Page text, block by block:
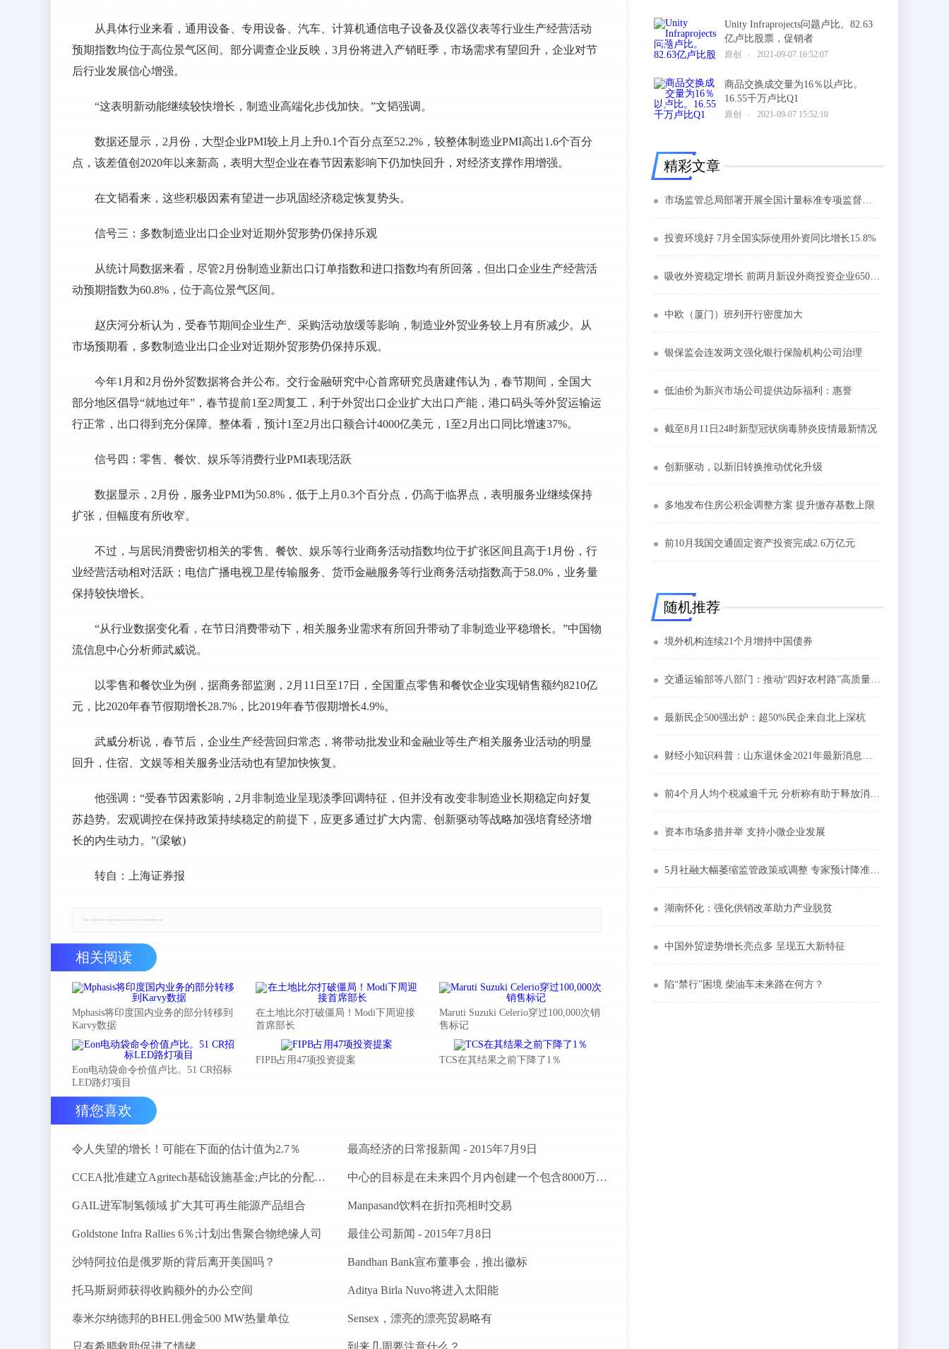
从具体行业来看，通用设备、专用设备、汽车、计算机通信电子设备及仪器仪表等行业生产经营活动
预期指数均位于高位景气区间。部分调查企业反映，3月份将进入产销旺季，市场需求有望回升，企业对节
后行业发展信心增强。
“这表明新动能继续较快增长，制造业高端化步伐加快。”文韬强调。
数据还显示，2月份，大型企业PMI较上月上升0.1个百分点至52.2%，较整体制造业PMI高出1.6个百分
点，该差值创2020年以来新高，表明大型企业在春节因素影响下仍加快回升，对经济支撑作用增强。
在文韬看来，这些积极因素有望进一步巩固经济稳定恢复势头。
信号三：多数制造业出口企业对近期外贸形势仍保持乐观
从统计局数据来看，尽管2月份制造业新出口订单指数和进口指数均有所回落，但出口企业生产经营活
动预期指数为60.8%，位于高位景气区间。
赵庆河分析认为，受春节期间企业生产、采购活动放缓等影响，制造业外贸业务较上月有所减少。从
市场预期看，多数制造业出口企业对近期外贸形势仍保持乐观。
今年1月和2月份外贸数据将合并公布。交行金融研究中心首席研究员唐建伟认为，春节期间，全国大
部分地区倡导“就地过年”，春节提前1至2周复工，利于外贸出口企业扩大出口产能，港口码头等外贸运输运
行正常，出口得到充分保障。整体看，预计1至2月出口额合计4000亿美元，1至2月出口同比增速37%。
信号四：零售、餐饮、娱乐等消费行业PMI表现活跃
数据显示，2月份，服务业PMI为50.8%，低于上月0.3个百分点，仍高于临界点，表明服务业继续保持
扩张，但幅度有所收窄。
不过，与居民消费密切相关的零售、餐饮、娱乐等行业商务活动指数均位于扩张区间且高于1月份，行
业经营活动相对活跃；电信广播电视卫星传输服务、货币金融服务等行业商务活动指数高于58.0%，业务量
保持较快增长。
“从行业数据变化看，在节日消费带动下，相关服务业需求有所回升带动了非制造业平稳增长。”中国物
流信息中心分析师武威说。
以零售和餐饮业为例，据商务部监测，2月11日至17日，全国重点零售和餐饮企业实现销售额约8210亿
元，比2020年春节假期增长28.7%，比2019年春节假期增长4.9%。
武威分析说，春节后，企业生产经营回归常态，将带动批发业和金融业等生产相关服务业活动的明显
回升，住宿、文娱等相关服务业活动也有望加快恢复。
他强调：“受春节因素影响，2月非制造业呈现淡季回调特征，但并没有改变非制造业长期稳定向好复
苏趋势。宏观调控在保持政策持续稳定的前提下，应更多通过扩大内需、创新驱动等战略加强培育经济增
长的内生动力。”(梁敏)
转自：上海证券报
相关阅读
Mphasis将印度国内业务的部分转移到
Karvy数据
在土地比尔打破僵局！Modi下周迎接
首席部长
Maruti Suzuki Celerio穿过100,000次销
售标记
Eon电动袋命令价值卢比。51 CR招标
LED路灯项目
FIPB占用47项投资提案 TCS在其结果之前下降了1％
猜您喜欢
令人失望的增长！可能在下面的估计值为2.7％ 最高经济的日常报新闻 - 2015年7月9日
CCEA批准建立Agritech基础设施基金;卢比的分配预算。200亿卢比 中心的目标是在未来四个月内创建一个包含8000万农民的数据库
GAIL进军制氢领域 扩大其可再生能源产品组合 Manpasand饮料在折扣亮相时交易
Goldstone Infra Rallies 6％;计划出售聚合物绝缘人司 最佳公司新闻 - 2015年7月8日
沙特阿拉伯是俄罗斯的背后离开美国吗？ Bandhan Bank宣布董事会，推出徽标
托马斯厨师获得收购额外的办公空间 Aditya Birla Nuvo将进入太阳能
泰米尔纳德邦的BHEL佣金500 MW热量单位 Sensex，漂亮的漂亮贸易略有
只有希腊救助促进了情绪 到来几周要注意什么？
Unity Infraprojects问题卢比。82.63
亿卢比股票，促销者
原创 2021-09-07 16:52:07
5
商品交换成交量为16％以卢比。
16.55千万卢比Q1
原创 2021-09-07 15:52:10
6
精彩文章
市场监管总局部署开展全国计量标准专项监督检查
投资环境好 7月全国实际使用外资同比增长15.8%
吸收外资稳定增长 前两月新设外商投资企业6509家
中欧（厦门）班列开行密度加大
银保监会连发两文强化银行保险机构公司治理
低油价为新兴市场公司提供边际福利：惠誉
截至8月11日24时新型冠状病毒肺炎疫情最新情况
创新驱动，以新旧转换推动优化升级
多地发布住房公积金调整方案 提升缴存基数上限
前10月我国交通固定资产投资完成2.6万亿元
随机推荐
境外机构连续21个月增持中国债券
交通运输部等八部门：推动“四好农村路”高质量发展
最新民企500强出炉：超50%民企来自北上深杭
财经小知识科普：山东退休金2021年最新消息公布了吗养老金还会上调吗
前4个月人均个税减逾千元 分析称有助于释放消费潜力
资本市场多措并举 支持小微企业发展
5月社融大幅萎缩监管政策或调整 专家预计降准可期
湖南怀化：强化供销改革助力产业脱贫
中国外贸逆势增长亮点多 呈现五大新特征
陷“禁行”困境 柴油车未来路在何方？